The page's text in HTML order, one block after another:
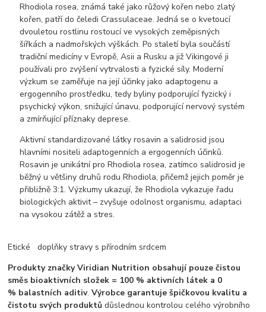
Rhodiola rosea, známá také jako růžový kořen nebo zlatý
kořen, patří do čeledi Crassulaceae. Jedná se o kvetoucí
dvouletou rostlinu rostoucí ve vysokých zeměpisných
šířkách a nadmořských výškách. Po staletí byla součástí
tradiční medicíny v Evropě, Asii a Rusku a již Vikingové ji
používali pro zvýšení vytrvalosti a fyzické síly. Moderní
výzkum se zaměřuje na její účinky jako adaptogenu a
ergogenního prostředku, tedy byliny podporující fyzický i
psychický výkon, snižující únavu, podporující nervový systém
a zmírňující příznaky deprese.
Aktivní standardizované látky rosavin a salidrosid jsou
hlavními nositeli adaptogenních a ergogenních účinků.
Rosavin je unikátní pro Rhodiola rosea, zatímco salidrosid je
běžný u většiny druhů rodu Rhodiola, přičemž jejich poměr je
přibližně 3:1. Výzkumy ukazují, že Rhodiola vykazuje řadu
biologických aktivit – zvyšuje odolnost organismu, adaptaci
na vysokou zátěž a stres.
Etické doplňky stravy s přírodním srdcem
Produkty značky Viridian Nutrition obsahují pouze čistou
směs bioaktivních složek = 100 % aktivních látek a 0
% balastních aditiv.Výrobce garantuje špičkovou kvalitu a
čistotu svých produktůdůslednou kontrolou celého výrobního